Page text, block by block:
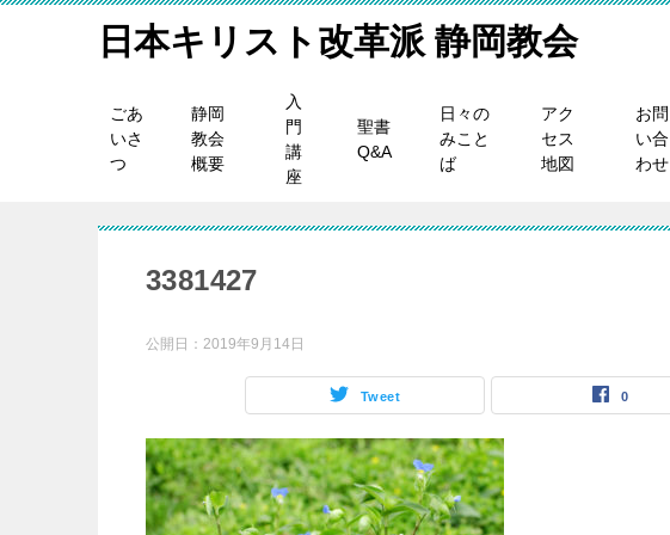
日本キリスト改革派 静岡教会
ごあ
いさ
つ
静岡
教会
概要
入
門
講
座
聖書
Q&A
日々の
みこと
ば
アク
セス
地図
お問
い合
わせ
3381427
公開日： 2019年9月14日
Tweet 0